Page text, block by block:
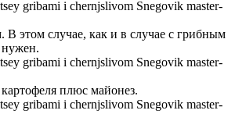
В этом случае, как и в случае с грибным
нужен.
плюс майонез.